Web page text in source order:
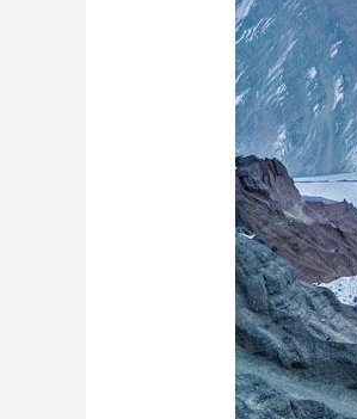
比划 快看
竞猜
CCTV奥林匹克
乡村振兴
大国展会 大
CCTV.节目官网 直播